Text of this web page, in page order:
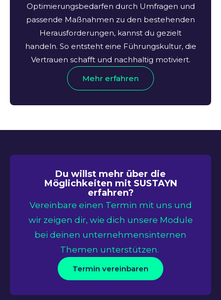
Optimierungsbedarfen durch Umfragen und
passende Maßnahmen zu den bestehenden
Herausforderungen, kannst du gezielt
handeln. So entsteht eine Führungskultur, die
Vertrauen schafft und nachhaltig motiviert.
Mehr erfahren
Du willst mehr über die
Möglichkeiten mit SUSTAYN
erfahren?
Vereinbare einen Termin mit uns und
wir zeigen dir, wie dich unsere Module
bei deinen unternehmensinternen
Themen unterstützen.
Termin vereinbaren